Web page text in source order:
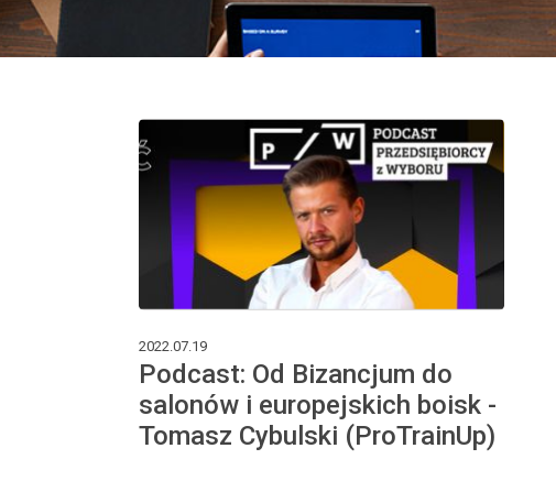
2022.07.19
Podcast: Od Bizancjum do
salonów i europejskich boisk -
Tomasz Cybulski (ProTrainUp)